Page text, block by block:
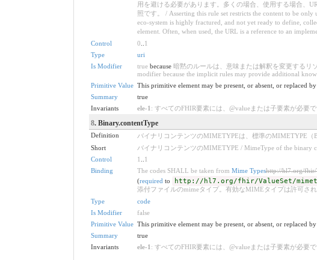
用を避ける必要があります。多くの場合、使用する場合、
照です。 / Asserting this rule set restricts the content to be
eco-system is highly fractured, and not yet ready to define,
element. Often, when used, the URL is a reference to an
Control
0
1
Type
uri
Is Modifier
truebecause 暗黙のルールは、意味または解釈を変更するリ
modifier because the implicit rules may provide additional
Primitive Value This primitive element may be present, or absent, or replaced
Summary
true
Invariants
ele-1 : すべてのFHIR要素には、@valueまたは子要素が必要
8. Binary.contentType
Definition
バイナリコンテンツのMIMETYPEは、標準のMIMETYPE（
Short
バイナリコンテンツのMIMETYPE / MimeType of the binary
Control
1
1
Binding
The codes SHALL be taken from Mime Typeshttp://hl7.org/fhir/
(required to http://hl7.org/fhir/ValueSet/
添付ファイルのmimeタイプ。有効なMIMEタイプは許可さ
Type
code
Is Modifier
false
Primitive Value This primitive element may be present, or absent, or replaced
Summary
true
Invariants
ele-1 : すべてのFHIR要素には、@valueまたは子要素が必要